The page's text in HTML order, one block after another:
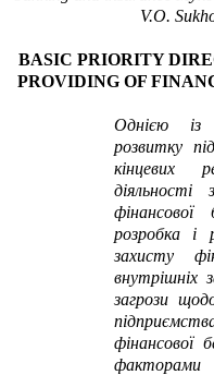
V.O.
BASIC PRIORITY
PROVIDING OF
Однією із
розвитку
кінцевих
розробка і
захисту
внутрішніх
загрози
фінансової